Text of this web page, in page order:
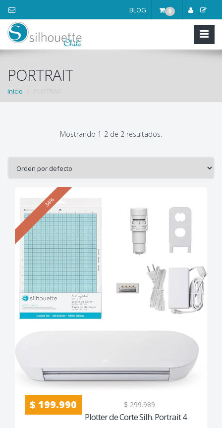
0
BLOG
PORTRAIT
Inicio
Mostrando 1-2 de 2 resultados.
34%
$ 199.990 $ 299.989
Plotter de Corte Silh. Portrait 4